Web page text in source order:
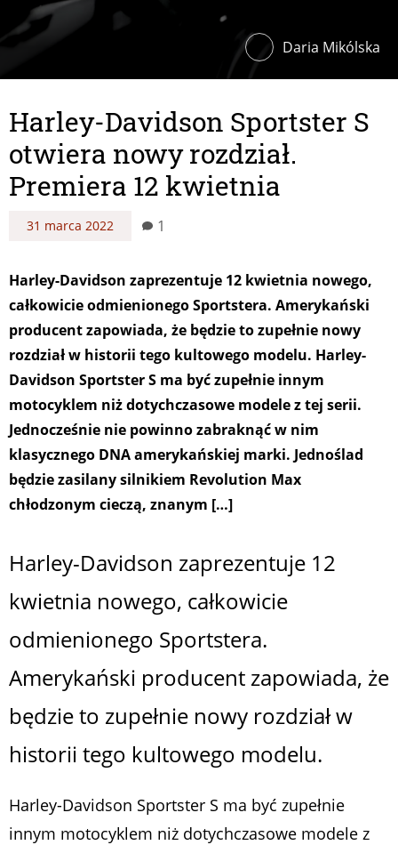
Daria Mikólska
Harley-Davidson Sportster S
otwiera nowy rozdział.
Premiera 12 kwietnia
31 marca 2022 1
Harley-Davidson zaprezentuje 12 kwietnia nowego,
całkowicie odmienionego Sportstera. Amerykański
producent zapowiada, że będzie to zupełnie nowy
rozdział w historii tego kultowego modelu. Harley-
Davidson Sportster S ma być zupełnie innym
motocyklem niż dotychczasowe modele z tej serii.
Jednocześnie nie powinno zabraknąć w nim
klasycznego DNA amerykańskiej marki. Jednoślad
będzie zasilany silnikiem Revolution Max
chłodzonym cieczą, znanym […]
Harley-Davidson zaprezentuje 12
kwietnia nowego, całkowicie
odmienionego Sportstera.
Amerykański producent zapowiada, że
będzie to zupełnie nowy rozdział w
historii tego kultowego modelu.
Harley-Davidson Sportster S ma być zupełnie
innym motocyklem niż dotychczasowe modele z